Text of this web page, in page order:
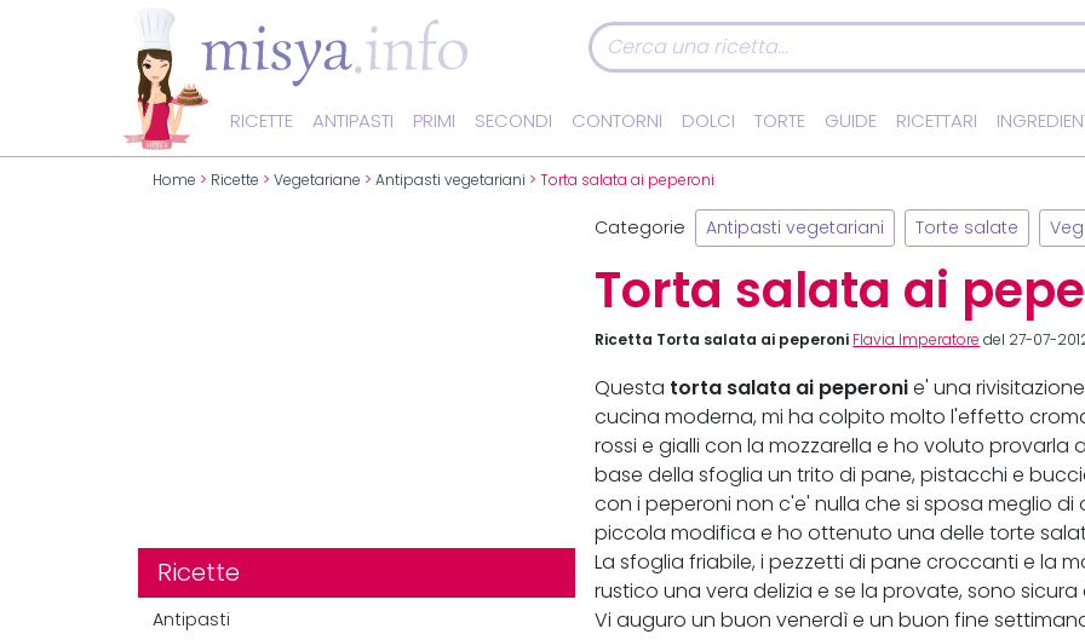
RICETTE ANTIPASTI PRIMI SECONDI CONTORNI DOLCI TORTE GUIDE RICETTARI
Home > Ricette > Vegetariane > Antipasti vegetariani > Torta salata ai peperoni
Ricette
Antipasti
Categorie Antipasti vegetariani Torte salate
Torta salata ai
Ricetta Torta salata ai peperoni Flavia Imperatore del 27-07-
Questa torta salata ai peperoni e' una
cucina moderna, mi ha colpito molto l'effetto
rossi e gialli con la mozzarella e ho voluto provarla
base della sfoglia un trito di pane, pistacchi e
con i peperoni non c'e' nulla che si sposa meglio
piccola modifica e ho ottenuto una delle torte
La sfoglia friabile, i pezzetti di pane croccanti e la
rustico una vera delizia e se la provate, sono
Vi auguro un buon venerdì e un buon fine